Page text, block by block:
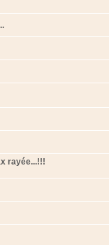
rayée...!!!